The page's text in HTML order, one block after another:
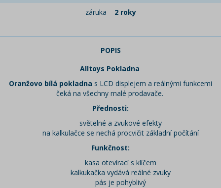
záruka
2 roky
POPIS
Alltoys Pokladna
Oranžovo bílá pokladna s LCD displejem a reálnými funkcemi
čeká na všechny malé prodavače.
Přednosti:
světelné a zvukové efekty
na kalkulačce se nechá procvičit základní počítání
Funkčnost:
kasa otevírací s klíčem
kalkukačka vydává reálné zvuky
pás je pohyblivý